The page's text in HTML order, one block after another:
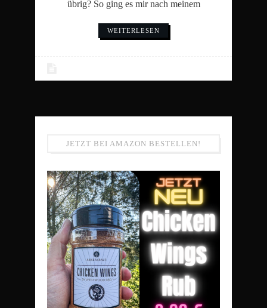
übrig? So ging es mir nach meinem
WEITERLESEN
JETZT BEI AMAZON BESTELLEN!